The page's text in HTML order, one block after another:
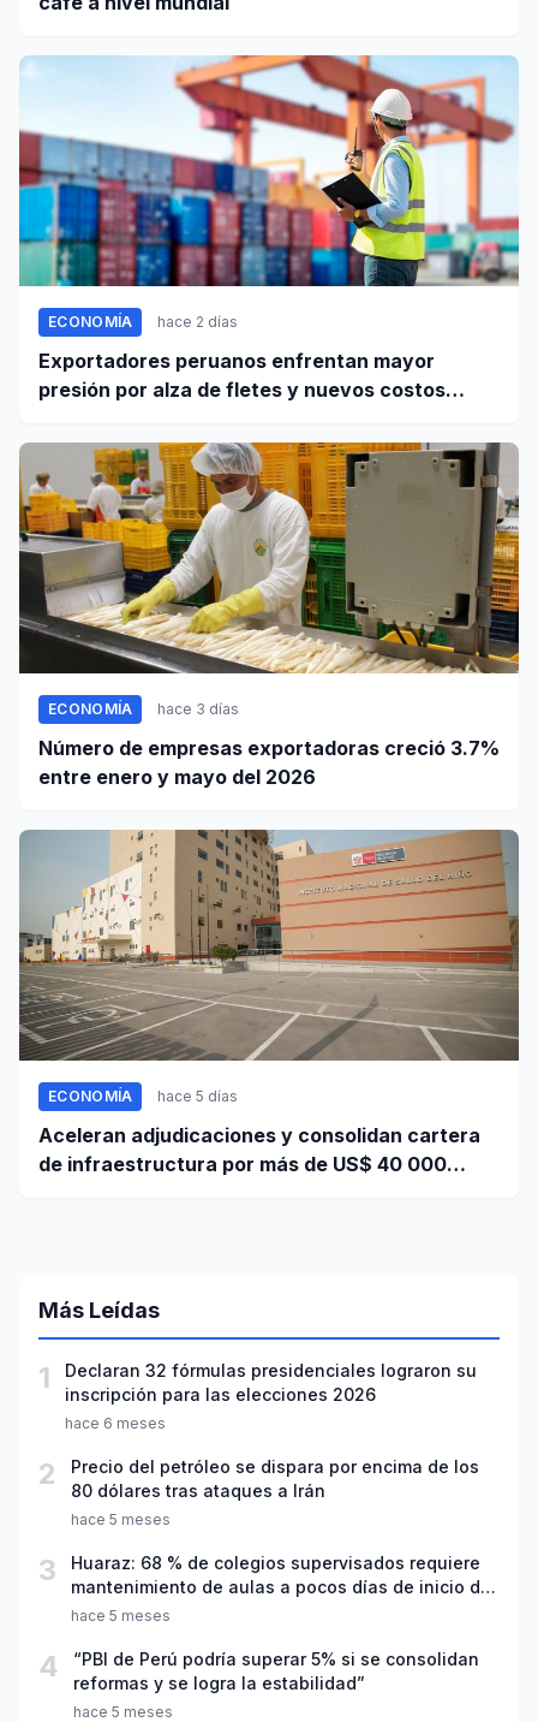
ECONOMÍA hace 2 días
Exportadores peruanos enfrentan mayor
presión por alza de fletes y nuevos costos
ECONOMÍA hace 3 días
Número de empresas exportadoras creció 3.7%
entre enero y mayo del 2026
ECONOMÍA hace 5 días
Aceleran adjudicaciones y consolidan cartera
de infraestructura por más de US$ 40 000
Más Leídas
1
Declaran 32 fórmulas presidenciales lograron su
inscripción para las elecciones 2026
hace 6 meses
2
Precio del petróleo se dispara por encima de los
80 dólares tras ataques a Irán
hace 5 meses
3
Huaraz: 68 % de colegios supervisados requiere
mantenimiento de aulas a pocos días de inicio del
año escolar 2026
hace 5 meses
4
“PBI de Perú podría superar 5% si se consolidan
reformas y se logra la estabilidad”
hace 5 meses